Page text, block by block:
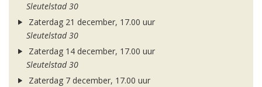
Sleutelstad 30
Zaterdag 21 december, 17.00 uur
Sleutelstad 30
Zaterdag 14 december, 17.00 uur
Sleutelstad 30
Zaterdag 7 december, 17.00 uur